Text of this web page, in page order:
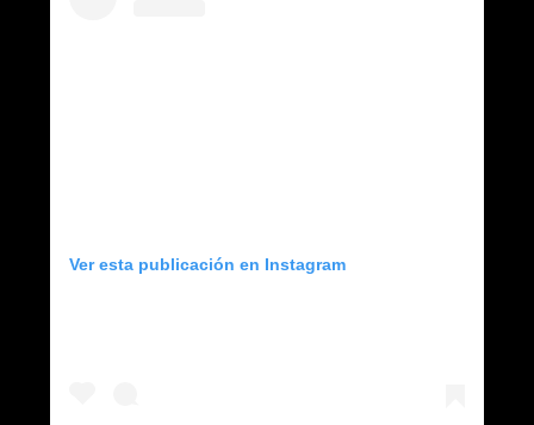
Ver esta publicación en Instagram